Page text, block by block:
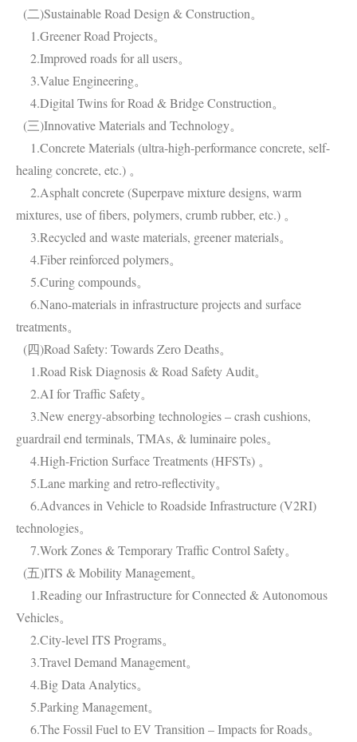
(二)Sustainable Road Design & Construction。
1.Greener Road Projects。
2.Improved roads for all users。
3.Value Engineering。
4.Digital Twins for Road & Bridge Construction。
(三)Innovative Materials and Technology。
1.Concrete Materials (ultra-high-performance concrete, self-
healing concrete, etc.) 。
2.Asphalt concrete (Superpave mixture designs, warm
mixtures, use of fibers, polymers, crumb rubber, etc.) 。
3.Recycled and waste materials, greener materials。
4.Fiber reinforced polymers。
5.Curing compounds。
6.Nano-materials in infrastructure projects and surface
treatments。
(四)Road Safety: Towards Zero Deaths。
1.Road Risk Diagnosis & Road Safety Audit。
2.AI for Traffic Safety。
3.New energy-absorbing technologies – crash cushions,
guardrail end terminals, TMAs, & luminaire poles。
4.High-Friction Surface Treatments (HFSTs) 。
5.Lane marking and retro-reflectivity。
6.Advances in Vehicle to Roadside Infrastructure (V2RI)
technologies。
7.Work Zones & Temporary Traffic Control Safety。
(五)ITS & Mobility Management。
1.Reading our Infrastructure for Connected & Autonomous
Vehicles。
2.City-level ITS Programs。
3.Travel Demand Management。
4.Big Data Analytics。
5.Parking Management。
6.The Fossil Fuel to EV Transition – Impacts for Roads。